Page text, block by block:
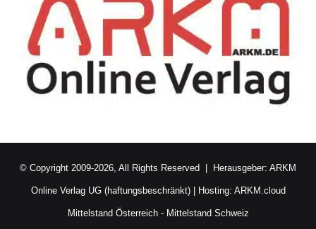
© Copyright 2009-2026, All Rights Reserved | Herausgeber: ARKM
Online Verlag UG (haftungsbeschränkt)| Hosting: ARKM.cloud
Mittelstand Österreich- Mittelstand Schweiz